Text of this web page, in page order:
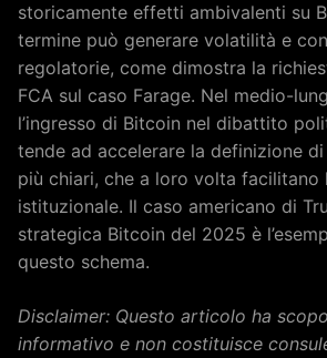
storicamente effetti ambivalenti su
termine può generare volatilità e
regolatorie, come dimostra la
FCA sul caso Farage. Nel medio-
l’ingresso di Bitcoin nel dibattito
tende ad accelerare la definizione
più chiari, che a loro volta facilitano
istituzionale. Il caso americano di
strategica Bitcoin del 2025 è
questo schema.
Disclaimer: Questo articolo ha
informativo e non costituisce